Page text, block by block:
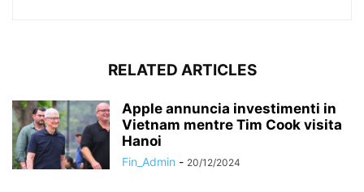
RELATED ARTICLES
Apple annuncia investimenti in
Vietnam mentre Tim Cook visita
Hanoi
Fin_Admin - 20/12/2024